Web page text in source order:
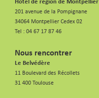
201 avenue de la Pompignane
34064 Montpellier Cedex 02
Tel : 04 67 17 87 46
Nous rencontrer
Le Belvédère
11 Boulevard des Récollets
31 400 Toulouse